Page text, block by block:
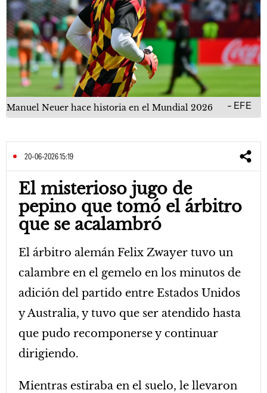
Manuel Neuer hace historia en el Mundial 2026 EFE
20-06-2026 15:19
El misterioso jugo de
pepino que tomó el árbitro
que se acalambró
El árbitro alemán Felix Zwayer tuvo un
calambre en el gemelo en los minutos de
adición del partido entre Estados Unidos
y Australia, y tuvo que ser atendido hasta
que pudo recomponerse y continuar
dirigiendo.
Mientras estiraba en el suelo, le llevaron